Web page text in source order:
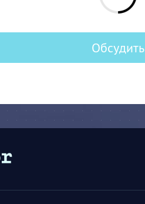
Обсудить